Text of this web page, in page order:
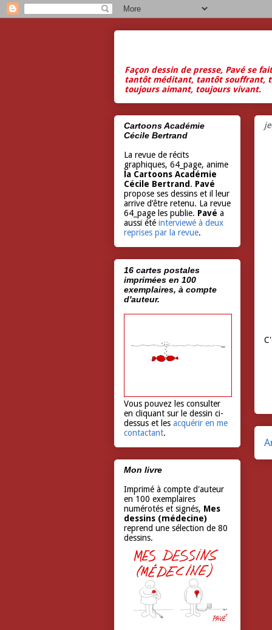
Façon dessin de presse, Pavé se
tantôt méditant, tantôt souffrant,
toujours aimant, toujours vivant.
Cartoons Académie
Cécile Bertrand
La revue de récits
graphiques, 64_page, anime
la Cartoons Académie
Cécile Bertrand. Pavé
propose ses dessins et il leur
arrive d’être retenu. La revue
64_page les publie. Pavé a
aussi été interviewé à deux
reprises par la revue.
16 cartes postales
imprimées en 100
exemplaires, à compte
d'auteur.
Vous pouvez les consulter
en cliquant sur le dessin ci-
dessus et les acquérir en me
contactant.
Mon livre
Imprimé à compte d'auteur
en 100 exemplaires
numérotés et signés, Mes
dessins (médecine)
reprend une sélection de 80
dessins.